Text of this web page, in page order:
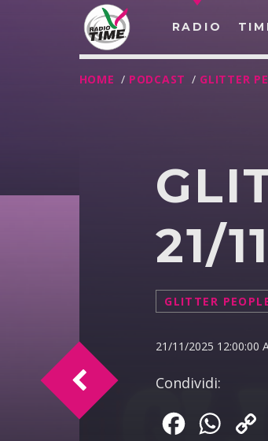
RADIO
HOME / PODCAST / GLITTER
21/
GLITTER
21/11/2025 12:00:00
Condividi:
Facebook
GLITTER PEOPLE TIME del